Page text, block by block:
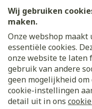
Wij gebruiken
maken.
Onze webshop
essentiële cookies.
onze website te laten
gebruik van andere
geen mogelijkheid
cookie-instellingen
detail uit in ons
Juridische links